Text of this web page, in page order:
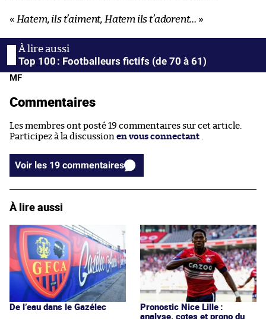
« Hatem, ils t’aiment, Hatem ils t’adorent… »
Top 100 : Footballeurs fictifs (de 70 à 61)
MF
Commentaires
Les membres ont posté 19 commentaires sur cet article.
Participez à la discussion en vous connectant .
Voir les 19 commentaires
À lire aussi
De l’eau dans le Gazélec
Pronostic Nice Lille :
analyse, cotes et prono du